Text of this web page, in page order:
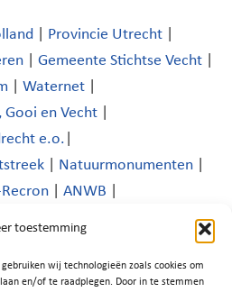
toestemming
wij technologieën zoals cookies om
en/of te raadplegen. Door in te stemmen
Provincie Utrecht
Gemeente Stichtse Vecht
Waternet
Gooi en Vecht
e.o.
Natuurmonumenten
ANWB
Toerisme Wijdemeren|